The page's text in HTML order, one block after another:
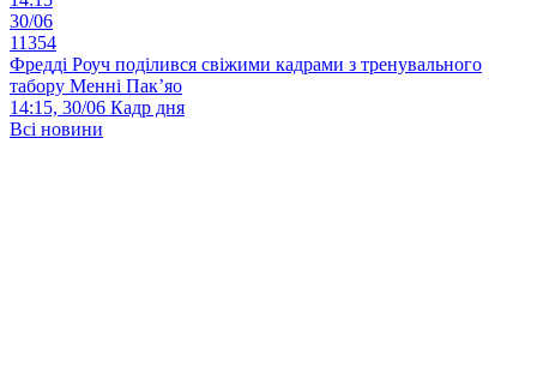
30/06
11354
Фредді Роуч поділився свіжими кадрами з тренувального
табору Менні Пак’яо
14:15, 30/06 Кадр дня
Всі новини